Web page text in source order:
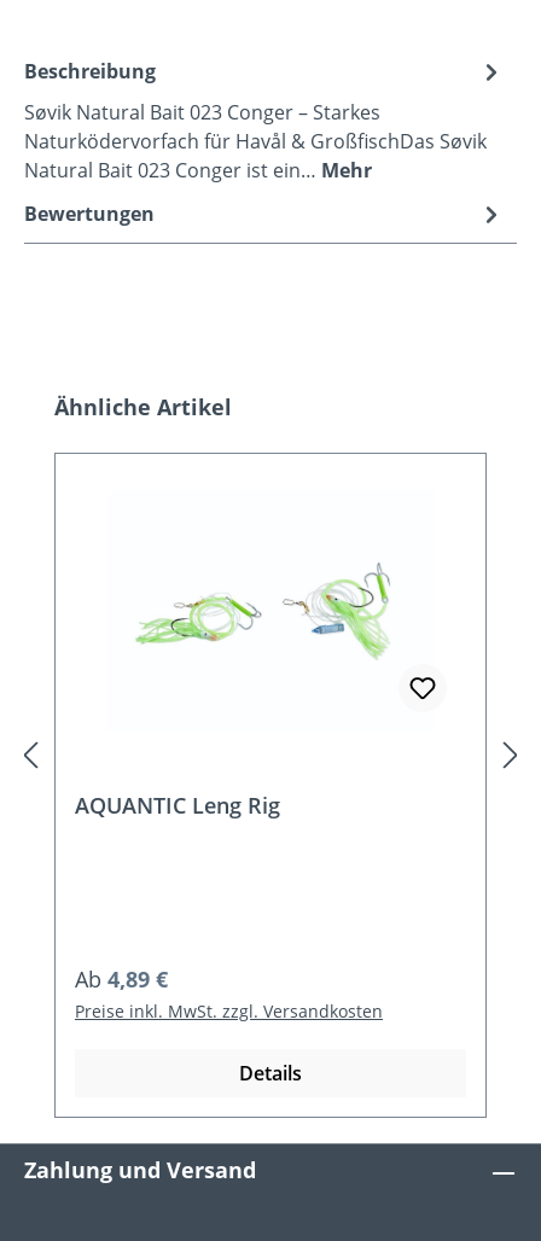
Beschreibung
Søvik Natural Bait 023 Conger – Starkes
Naturködervorfach für Havål & GroßfischDas Søvik
Natural Bait 023 Conger ist ein… Mehr
Bewertungen
Produktgalerie überspringen
Ähnliche Artikel
AQUANTIC Leng Rig
Regulärer Preis:
Ab 4,89 €
Preise inkl. MwSt. zzgl. Versandkosten
Details
Zahlung und Versand